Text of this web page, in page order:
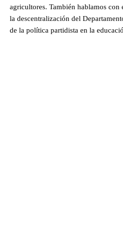
agricultores. También hablamos con
la descentralización del
de la política partidista en la